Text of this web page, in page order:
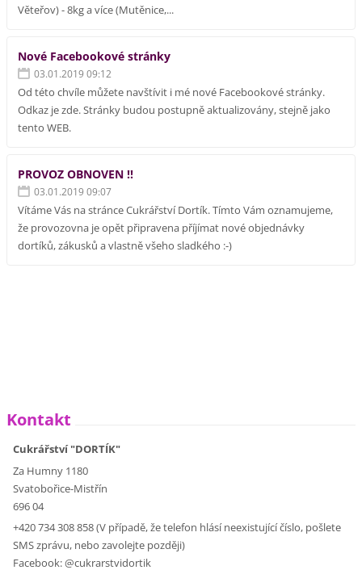
Věteřov) - 8kg a více (Mutěnice,...
Nové Facebookové stránky
03.01.2019 09:12
Od této chvíle můžete navštívit i mé nové Facebookové stránky.
Odkaz je zde. Stránky budou postupně aktualizovány, stejně jako
tento WEB.
PROVOZ OBNOVEN !!
03.01.2019 09:07
Vítáme Vás na stránce Cukrářství Dortík. Tímto Vám oznamujeme,
že provozovna je opět připravena příjímat nové objednávky
dortíků, zákusků a vlastně všeho sladkého :-)
Kontakt
Cukrářství "DORTÍK"
Za Humny 1180
Svatobořice-Mistřín
696 04
+420 734 308 858 (V případě, že telefon hlásí neexistující číslo, pošlete
SMS zprávu, nebo zavolejte později)
Facebook: @cukrarstvidortik